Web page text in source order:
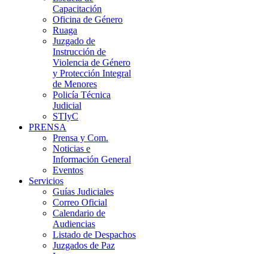
Capacitación
Oficina de Género
Ruaga
Juzgado de
Instrucción de
Violencia de Género
y Protección Integral
de Menores
Policía Técnica
Judicial
STIyC
PRENSA
Prensa y Com.
Noticias e
Información General
Eventos
Servicios
Guías Judiciales
Correo Oficial
Calendario de
Audiencias
Listado de Despachos
Juzgados de Paz